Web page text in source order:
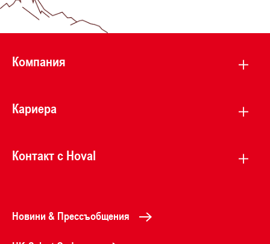
Компания
Кариера
Контакт с Hoval
Новини & Прессъобщения